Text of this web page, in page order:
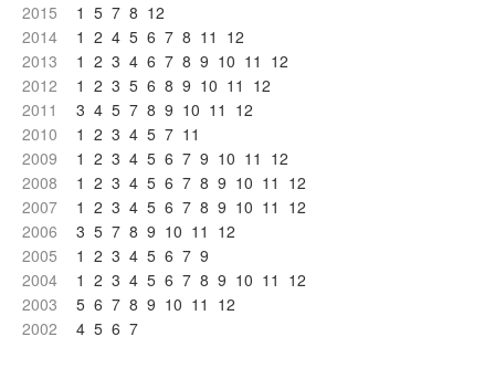
2015
1 5 7 8 12
2014
1 2 4 5 6 7 8 11 12
2013
1 2 3 4 6 7 8 9 10 11 12
2012
1 2 3 5 6 8 9 10 11 12
2011
3 4 5 7 8 9 10 11 12
2010
1 2 3 4 5 7 11
2009
1 2 3 4 5 6 7 9 10 11 12
2008
1 2 3 4 5 6 7 8 9 10 11 12
2007
1 2 3 4 5 6 7 8 9 10 11 12
2006
3 5 7 8 9 10 11 12
2005
1 2 3 4 5 6 7 9
2004
1 2 3 4 5 6 7 8 9 10 11 12
2003
5 6 7 8 9 10 11 12
2002
4 5 6 7